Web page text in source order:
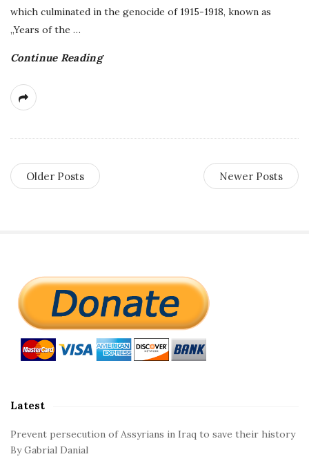
which culminated in the genocide of 1915-1918, known as
„Years of the …
Continue Reading
Older Posts Newer Posts
e
a
Latest
Prevent persecution of Assyrians in Iraq to save their history
By Gabrial Danial